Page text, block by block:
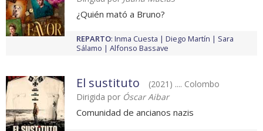
¿Quién mató a Bruno?
REPARTO: Inma Cuesta Diego Martín
Sara
Sálamo
Alfonso Bassave
El sustituto
(2021) .... Colombo
Dirigida por Óscar Aibar
Comunidad de ancianos nazis